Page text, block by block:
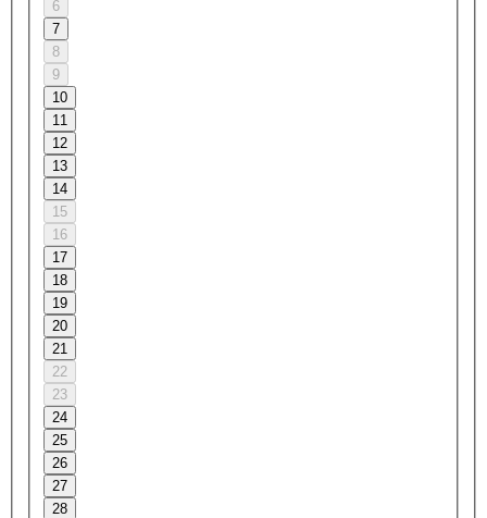
6
7
8
9
10
11
12
13
14
15
16
17
18
19
20
21
22
23
24
25
26
27
28